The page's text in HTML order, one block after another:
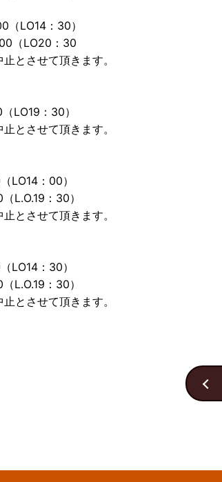
（LO14：30）
（LO20：30
とさせて頂きます。
LO19：30）
とさせて頂きます。
LO14：00）
L.O.19：30）
とさせて頂きます。
LO14：30）
L.O.19：30）
とさせて頂きます。